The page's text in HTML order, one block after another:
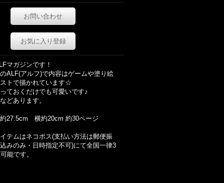
お問い合わせ
お気に入り登録
マガジンです！
ALF(アルフ)で内容はゲームや塗り絵
トで描かれています☆
ておくだけでも可愛いです♪
どあります。
27.5cm 横約20cm 約30ページ
テムはネコポス(支払い方法は郵便振
みのみ・日時指定不可)にて全国一律3
能です。